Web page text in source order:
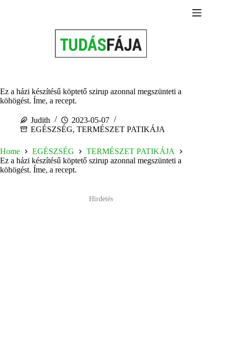
Ez a házi készítésű köptető szirup azonnal megszünteti a
köhögést. Íme, a recept.
Judith
2023-05-07
EGÉSZSÉG, TERMÉSZET PATIKÁJA
Home EGÉSZSÉG
TERMÉSZET PATIKÁJA
Ez a házi készítésű köptető szirup azonnal megszünteti a
köhögést. Íme, a recept.
Hirdetés